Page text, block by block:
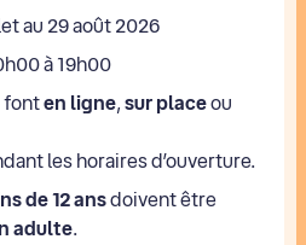
au 29 août 2026
à 19h00
fonten ligne,sur placeou
les horaires d’ouverture.
de 12 ansdoivent être
adulte.